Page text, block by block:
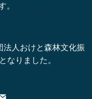
。
法人おけと森林文化振
なりました。